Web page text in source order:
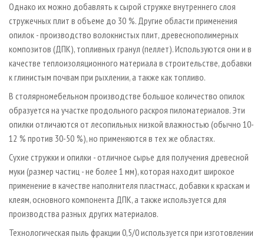
Однако их можно добавлять к сырой стружке внутреннего слоя
стружечных плит в объеме до 30 %. Другие области применения
опилок - производство волокнистых плит, древесно­полимерных
композитов (ДПК), топливных гранул (пеллет). Используются они и в
качестве теплоизоляционного материала в строительстве, добавки
к глинистым почвам при рыхлении, а также как топливо.
В столярно­мебельном производстве большое количество опилок
образуется на участке продольного раскроя пиломатериалов. Эти
опилки отличаются от лесопильных низкой влажностью (обычно 10-
12 % против 30-50 %), но применяются в тех же областях.
Сухие стружки и опилки - отличное сырье для получения древесной
муки (размер частиц - не более 1 мм), которая находит широкое
применение в качестве наполнителя пластмасс, добавки к краскам и
клеям, основного компонента ДПК, а также используется для
производства разных других материалов.
Технологическая пыль фракции 0,5/0 используется при изготовлении